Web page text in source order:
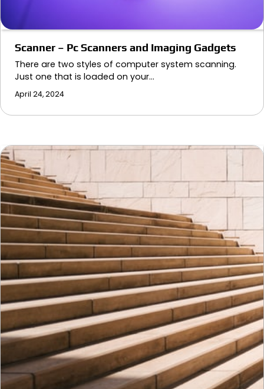
Scanner – Pc Scanners and Imaging Gadgets
There are two styles of computer system scanning.
Just one that is loaded on your…
April 24, 2024